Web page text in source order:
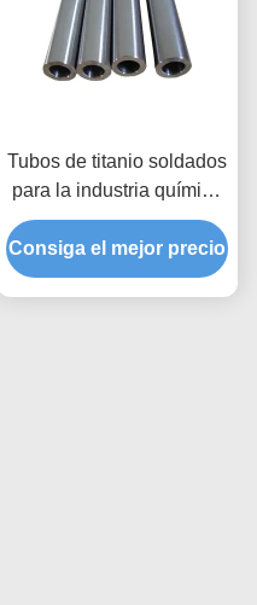
Tubos de titanio soldados
para la industria química
de grado 1 y grado 2
Consiga el mejor precio